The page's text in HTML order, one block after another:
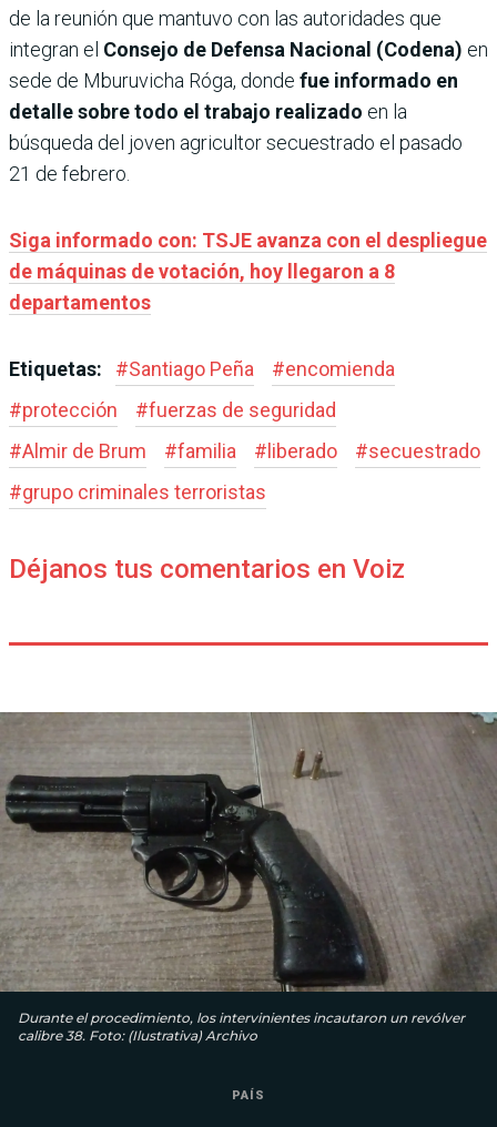
de la reunión que mantuvo con las autoridades que
integran el Consejo de Defensa Nacional (Codena) en
sede de Mburuvicha Róga, donde fue informado en
detalle sobre todo el trabajo realizado en la
búsqueda del joven agricultor secuestrado el pasado
21 de febrero.
Siga informado con: TSJE avanza con el despliegue
de máquinas de votación, hoy llegaron a 8
departamentos
Etiquetas: #Santiago Peña #encomienda
#protección #fuerzas de seguridad
#Almir de Brum #familia # liberado #secuestrado
#grupo criminales terroristas
Déjanos tus comentarios en Voiz
Durante el procedimiento, los intervinientes incautaron un revólver
calibre 38. Foto: (Ilustrativa) Archivo
PAÍS